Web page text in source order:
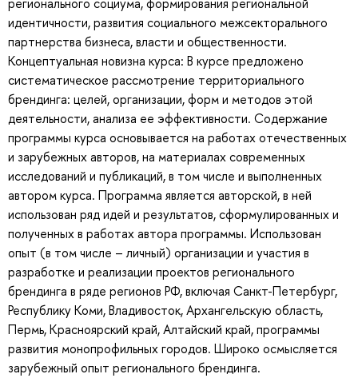
идентичности, развития социального межсекторального
партнерства бизнеса, власти и общественности.
Концептуальная новизна курса: В курсе предложено
систематическое рассмотрение территориального
брендинга: целей, организации, форм и методов этой
деятельности, анализа ее эффективности. Содержание
программы курса основывается на работах отечественных
и зарубежных авторов, на материалах современных
исследований и публикаций, в том числе и выполненных
автором курса. Программа является авторской, в ней
использован ряд идей и результатов, сформулированных и
полученных в работах автора программы. Использован
опыт (в том числе – личный) организации и участия в
разработке и реализации проектов регионального
брендинга в ряде регионов РФ, включая Санкт-Петербург,
Республику Коми, Владивосток, Архангельскую область,
Пермь, Красноярский край, Алтайский край, программы
развития монопрофильных городов. Широко осмысляется
зарубежный опыт регионального брендинга.